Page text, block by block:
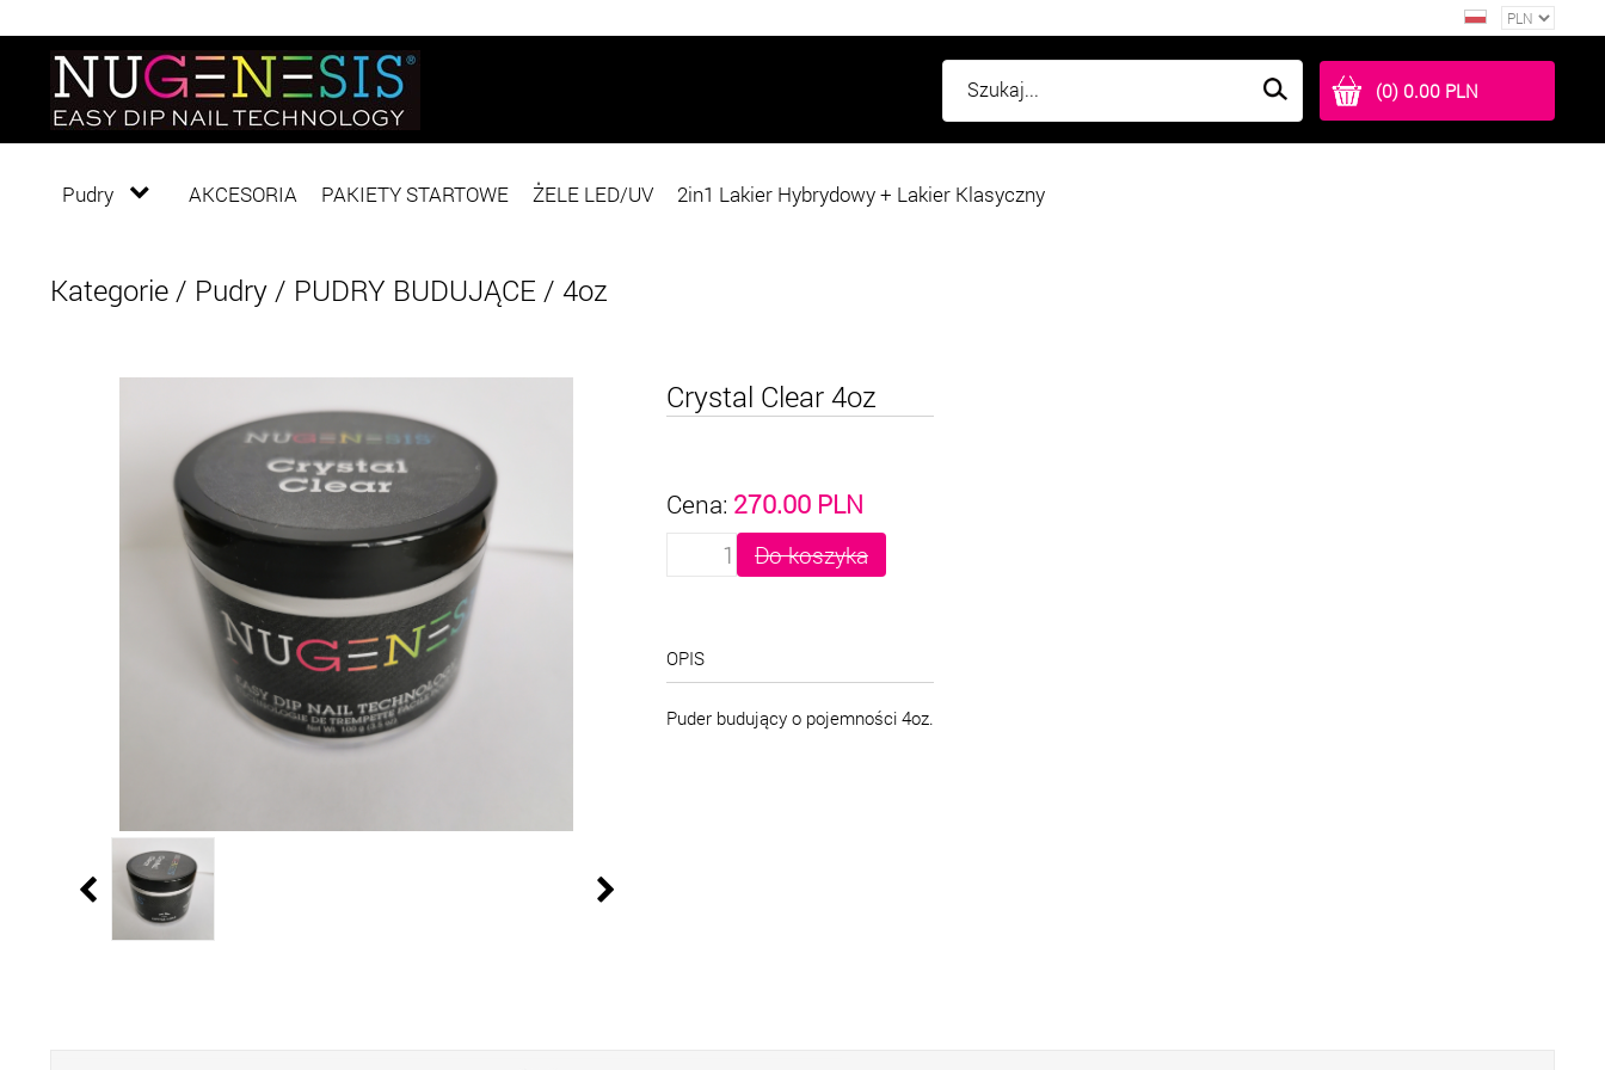
(0) 0.00 PLN
Pudry AKCESORIA PAKIETY STARTOWE ŻELE LED/UV 2in1 Lakier Hybrydowy + Lakier Klasyczny
Kategorie / Pudry / PUDRY BUDUJĄCE / 4oz
Crystal Clear 4oz
Cena: 270.00 PLN
OPIS
Puder budujący o pojemności 4oz.